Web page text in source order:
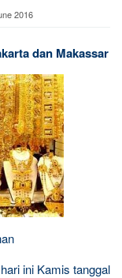
2016
dan Makassar
ini Kamis tanggal